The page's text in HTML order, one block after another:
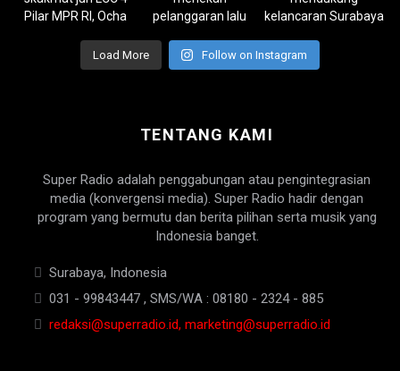
Load More Follow on Instagram
TENTANG KAMI
Super Radio adalah penggabungan atau pengintegrasian
media (konvergensi media). Super Radio hadir dengan
program yang bermutu dan berita pilihan serta musik yang
Indonesia banget.
Surabaya, Indonesia
031 - 99843447 , SMS/WA : 08180 - 2324 - 885
redaksi@superradio.id, marketing@superradio.id